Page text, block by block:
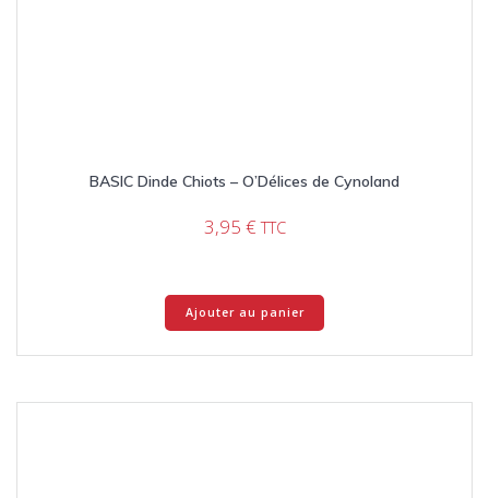
BASIC Dinde Chiots – O’Délices de Cynoland
3,95 € TTC
Ajouter au panier